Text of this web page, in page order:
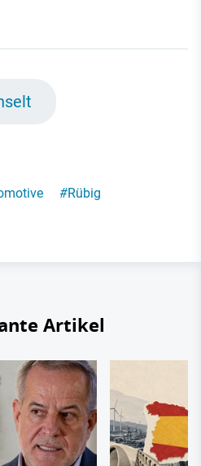
#Rübig
Artikel